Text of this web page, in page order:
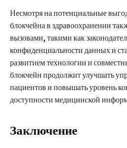
Несмотря на потенциальные
блокчейна в здравоохранении
вызовами, такими как
конфиденциальности данных и
развитием технологии и
блокчейн продолжит улучшать
пациентов и повышать уровень
доступности медицинской
Заключение